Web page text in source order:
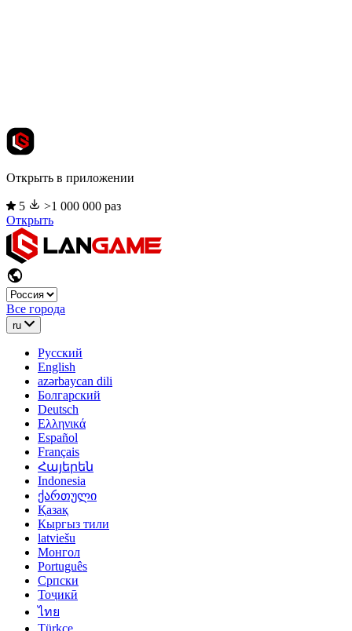
Открыть в приложении
5
>1 000 000 раз
Открыть
Все города
ru
Русский
English
azərbaycan dili
Болгарский
Deutsch
Ελληνικά
Español
Français
Հայերեն
Indonesia
ქართული
Қазақ
Кыргыз тили
latviešu
Монгол
Português
Српски
Тоҷикӣ
ไทย
Türkçe